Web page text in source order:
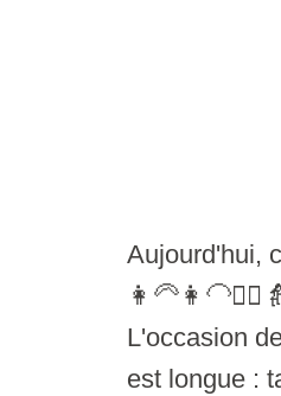
Aujourd'hui,
L'occasion
est longue :